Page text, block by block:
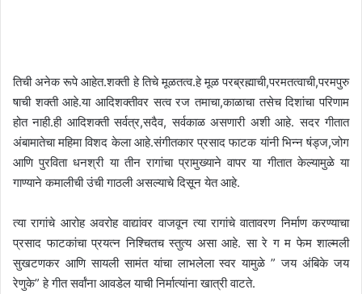
तिची अनेक रूपे आहेत.शक्ती हे तिचे मूळतत्व.हे मूळ परब्रह्माची,परमतत्वाची,परमपुरु
षाची शक्ती आहे.या आदिशक्तीवर सत्व रज तमाचा,काळाचा तसेच दिशांचा परिणाम
होत नाही.ही आदिशक्ती सर्वत्र,सदैव, सर्वकाळ असणारी अशी आहे. सदर गीतात
अंबामातेचा महिमा विशद केला आहे.संगीतकार प्रसाद फाटक यांनी भिन्न षंड्ज,जोग
आणि पुरविता धनश्री या तीन रागांचा प्रामुख्याने वापर या गीतात केल्यामुळे या
गाण्याने कमालीची उंची गाठली असल्याचे दिसून येत आहे.
त्या रागांचे आरोह अवरोह वाद्यांवर वाजवून त्या रागांचे वातावरण निर्माण करण्याचा
प्रसाद फाटकांचा प्रयत्न निश्चितच स्तुत्य असा आहे. सा रे ग म फेम शाल्मली
सुखटणकर आणि सायली सामंत यांचा लाभलेला स्वर यामुळे ” जय अंबिके जय
रेणुके” हे गीत सर्वांना आवडेल याची निर्मात्यांना खात्री वाटते.